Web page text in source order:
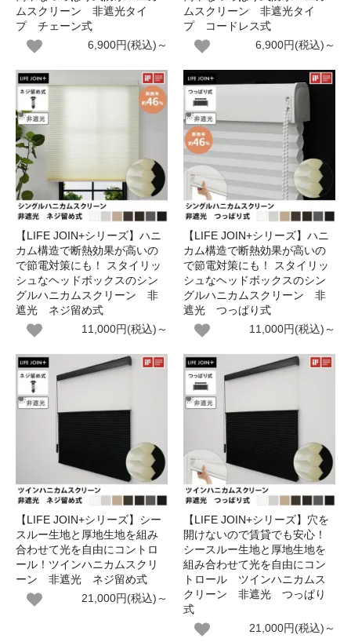
ムスクリーン 非遮光タイ
プ チェーン式
6,900円(税込)～
ムスクリーン 非遮光タイ
プ コードレス式
6,900円(税込)～
【LIFE JOIN+シリーズ】ハニ
カム構造で断熱効果が高いの
で節電対策にも！ スタイリッ
シュなヘッドボックスのシン
グルハニカムスクリーン 非
遮光 ネジ留め式
11,000円(税込)～
【LIFE JOIN+シリーズ】ハニ
カム構造で断熱効果が高いの
で節電対策にも！ スタイリッ
シュなヘッドボックスのシン
グルハニカムスクリーン 非
遮光 つっぱり式
11,000円(税込)～
【LIFE JOIN+シリーズ】シー
スルー生地と厚地生地を組み
合わせて光を自由にコントロ
ール！ツインハニカムスクリ
ーン 非遮光 ネジ留め式
21,000円(税込)～
【LIFE JOIN+シリーズ】穴を
開けないので賃貸でも安心！
シースルー生地と厚地生地を
組み合わせて光を自由にコン
トロール ツインハニカムス
クリーン 非遮光 つっぱり
式
21,000円(税込)～